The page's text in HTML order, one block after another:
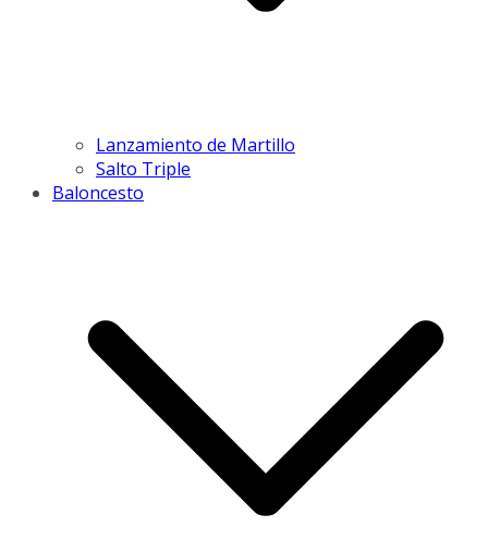
Lanzamiento de Martillo
Salto Triple
Baloncesto